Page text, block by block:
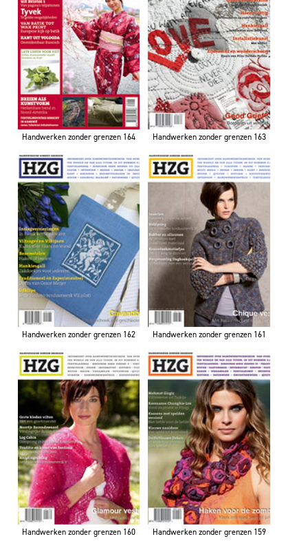
Handwerken zonder grenzen 164 Handwerken zonder grenzen 163
Handwerken zonder grenzen 162 Handwerken zonder grenzen 161
Handwerken zonder grenzen 160 Handwerken zonder grenzen 159